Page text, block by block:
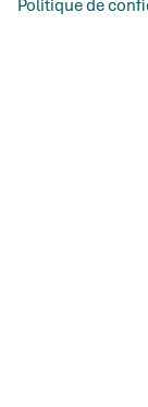
Politique de